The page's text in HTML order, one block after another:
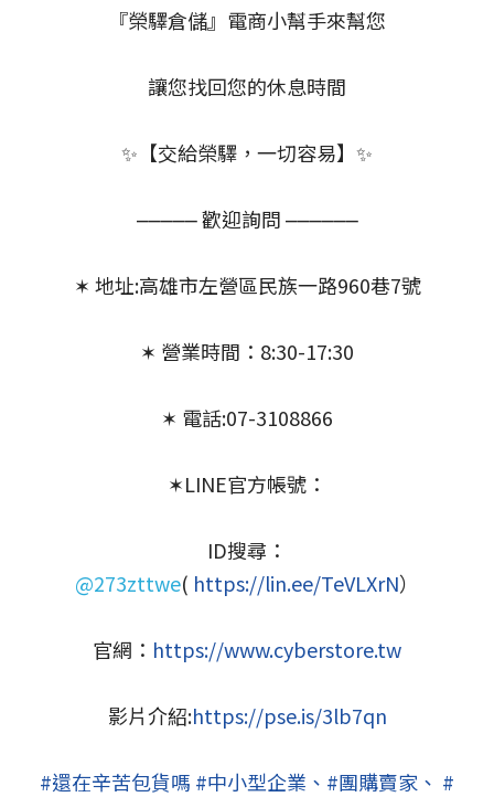
『榮驛倉儲』電商小幫手來幫您
讓您找回您的休息時間
✨【交給榮驛，一切容易】✨
⎼⎼⎼⎼⎼ 歡迎詢問 ⎼⎼⎼⎼⎼⎼
✶ 地址:高雄市左營區民族一路960巷7號
✶ 營業時間：8:30-17:30
✶ 電話:07-3108866
✶LINE官方帳號：
ID搜尋：
@273zttwe( https://lin.ee/TeVLXrN）
官網： https://www.cyberstore.tw
影片介紹:https://pse.is/3lb7qn
#還在辛苦包貨嗎 #中小型企業 、 #團購賣家 、 #